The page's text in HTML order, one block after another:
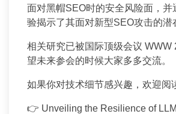
面对黑帽SEO时的安全风险面，并
验揭示了其面对新型SEO攻击的潜
相关研究已被国际顶级会议 WWW
望未来参会的时候大家多多交流。
如果你对技术细节感兴趣，欢迎阅
👉 Unveiling the Resilience of